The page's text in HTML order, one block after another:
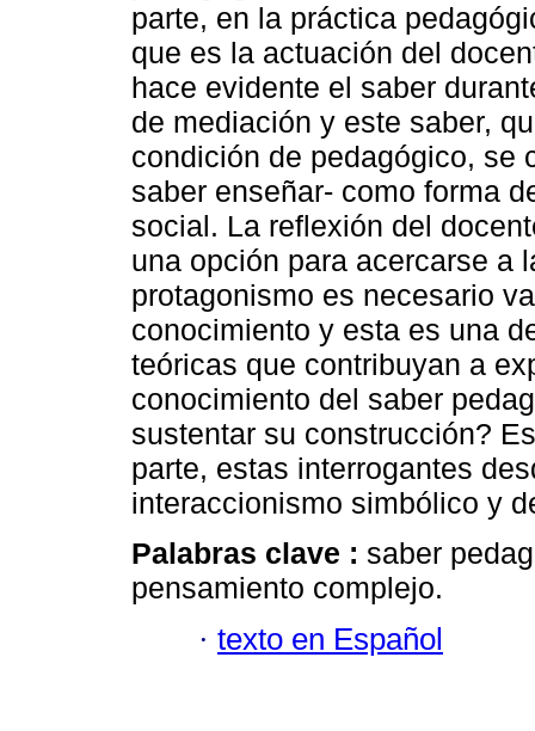
parte, en la práctica
que es la actuación del
hace evidente el saber
de mediación y este saber,
condición de pedagógico, se
saber enseñar- como forma
social. La reflexión del
una opción para acercarse a
protagonismo es necesario
conocimiento y esta es una
teóricas que contribuyan a
conocimiento del saber
sustentar su construcción?
parte, estas interrogantes
interaccionismo simbólico y
Palabras clave : saber
pensamiento complejo.
· texto en Español